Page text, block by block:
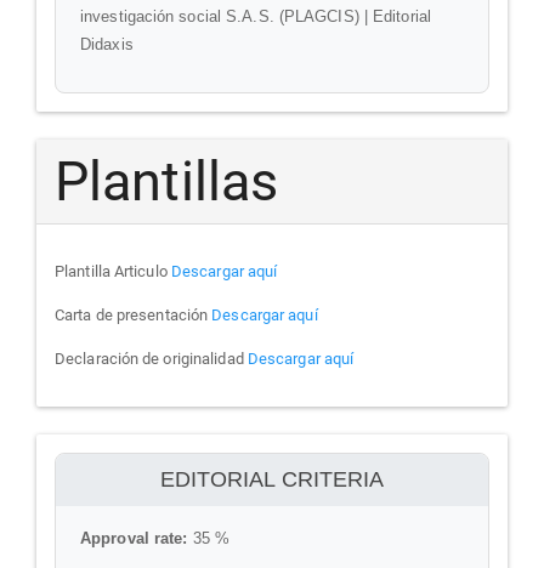
investigación social S.A.S. (PLAGCIS) | Editorial
Didaxis
Plantillas
Plantilla Articulo Descargar aquí
Carta de presentación Descargar aquí
Declaración de originalidad Descargar aquí
ithenticate
EDITORIAL CRITERIA
Approval rate: 35 %